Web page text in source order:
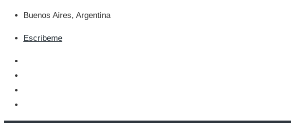
Buenos Aires, Argentina
Escribeme